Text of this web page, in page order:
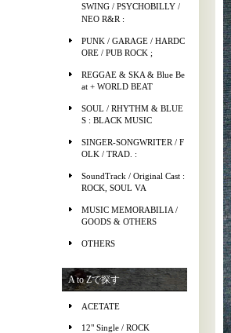
SWING / PSYCHOBILLY /
NEO R&R :
PUNK / GARAGE / HARDC
ORE / PUB ROCK ;
REGGAE & SKA & Blue Be
at + WORLD BEAT
SOUL / RHYTHM & BLUE
S : BLACK MUSIC
SINGER-SONGWRITER / F
OLK / TRAD. :
SoundTrack / Original Cast :
ROCK, SOUL VA
MUSIC MEMORABILIA /
GOODS & OTHERS
OTHERS
A to Zで探す
ACETATE
12" Single / ROCK